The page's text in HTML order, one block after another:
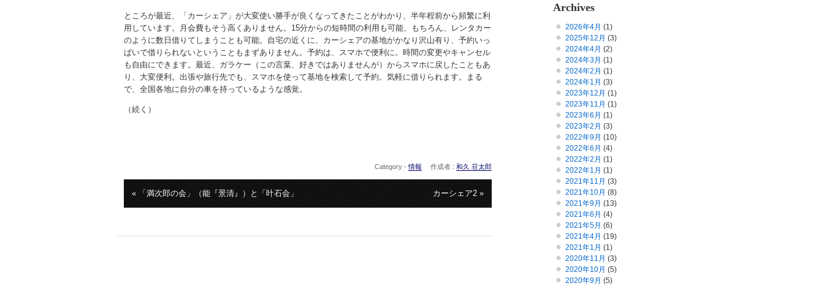
ところが最近、「カーシェア」が大変使い勝手が良くなってきたことがわかり、半年程前から頻繁に利
用しています。月会費もそう高くありません。15分からの短時間の利用も可能、もちろん、レンタカー
のように数日借りてしまうことも可能。自宅の近くに、カーシェアの基地がかなり沢山有り、予約いっ
ぱいで借りられないということもまずありません。予約は、スマホで便利に。時間の変更やキャンセル
も自由にできます。最近、ガラケー（この言葉、好きではありませんが）からスマホに戻したこともあ
り、大変便利。出張や旅行先でも、スマホを使って基地を検索して予約。気軽に借りられます。まる
で、全国各地に自分の車を持っているような感覚。
（続く）
Category -情報 作成者 : 和久 荘太郎
« 「満次郎の会」（能『景清』）と「叶石会」 カーシェア2 »
Archives
2026年4月 (1)
2025年12月 (3)
2024年4月 (2)
2024年3月 (1)
2024年2月 (1)
2024年1月 (3)
2023年12月 (1)
2023年11月 (1)
2023年6月 (1)
2023年2月 (3)
2022年9月 (10)
2022年6月 (4)
2022年2月 (1)
2022年1月 (1)
2021年11月 (3)
2021年10月 (8)
2021年9月 (13)
2021年6月 (4)
2021年5月 (6)
2021年4月 (19)
2021年1月 (1)
2020年11月 (3)
2020年10月 (5)
2020年9月 (5)